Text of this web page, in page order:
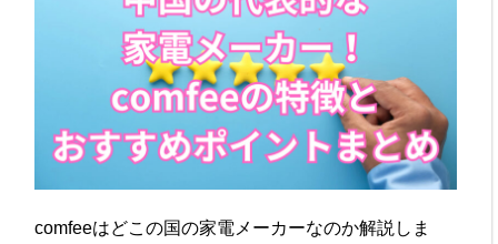
comfeeはどこの国の家電メーカーなのか解説しま